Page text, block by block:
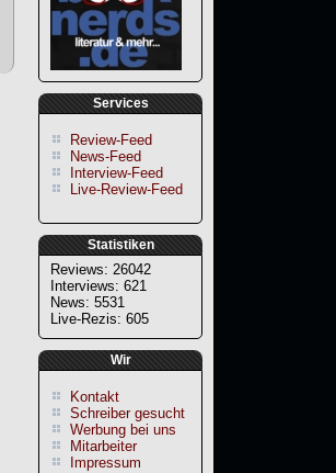
Services
Review-Feed
News-Feed
Interview-Feed
Live-Review-Feed
Statistiken
Reviews: 26042
Interviews: 621
News: 5531
Live-Rezis: 605
Wir
Kontakt
Schreiber gesucht
Werbung bei uns
Mitarbeiter
Impressum